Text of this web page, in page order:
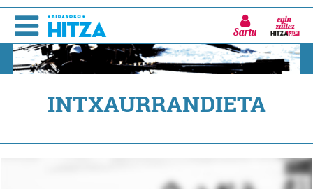
Sartu
INTXAURRANDIETA